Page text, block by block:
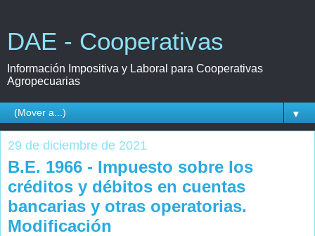
DAE - Cooperativas
Información Impositiva y Laboral para Cooperativas
Agropecuarias
▼
29 de diciembre de 2021
B.E. 1966 - Impuesto sobre los
créditos y débitos en cuentas
bancarias y otras operatorias.
Modificación